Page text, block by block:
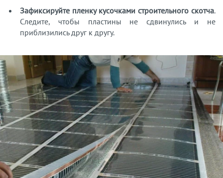
Зафиксируйте пленку кусочками строительного скотча.
Следите, чтобы пластины не сдвинулись и не
приблизились друг к другу.